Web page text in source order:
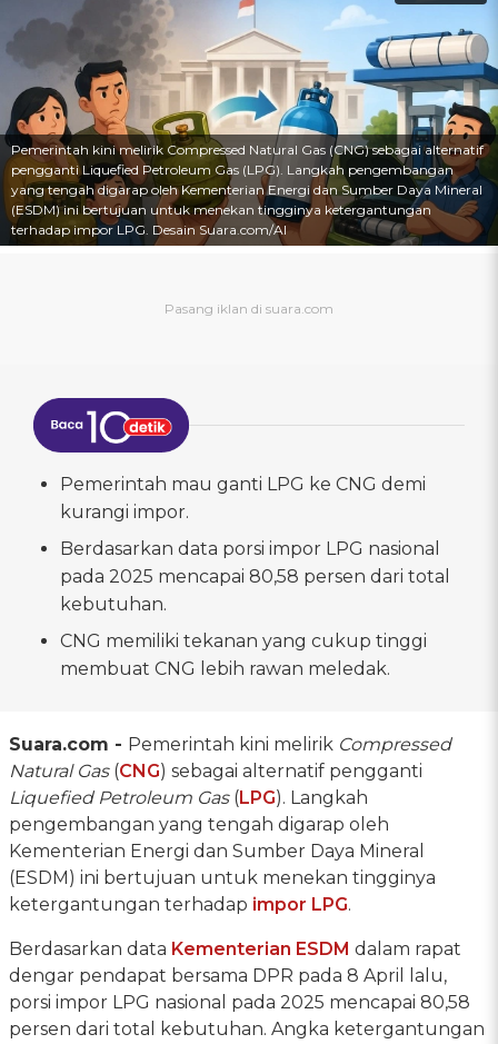
Pemerintah kini melirik Compressed Natural Gas (CNG) sebagai alternatif
pengganti Liquefied Petroleum Gas (LPG). Langkah pengembangan
yang tengah digarap oleh Kementerian Energi dan Sumber Daya Mineral
(ESDM) ini bertujuan untuk menekan tingginya ketergantungan
terhadap impor LPG. Desain Suara.com/AI
Pemerintah mau ganti LPG ke CNG demi
kurangi impor.
Berdasarkan data porsi impor LPG nasional
pada 2025 mencapai 80,58 persen dari total
kebutuhan.
CNG memiliki tekanan yang cukup tinggi
membuat CNG lebih rawan meledak.
Suara.com - Pemerintah kini melirik Compressed
Natural Gas(CNG) sebagai alternatif pengganti
Liquefied Petroleum Gas(LPG). Langkah
pengembangan yang tengah digarap oleh
Kementerian Energi dan Sumber Daya Mineral
(ESDM) ini bertujuan untuk menekan tingginya
ketergantungan terhadap impor LPG.
Berdasarkan data Kementerian ESDM dalam rapat
dengar pendapat bersama DPR pada 8 April lalu,
porsi impor LPG nasional pada 2025 mencapai 80,58
persen dari total kebutuhan. Angka ketergantungan